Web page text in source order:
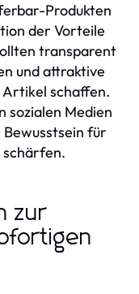
Produkten
der Vorteile
transparent
und attraktive
schaffen.
sozialen Medien
für
zur